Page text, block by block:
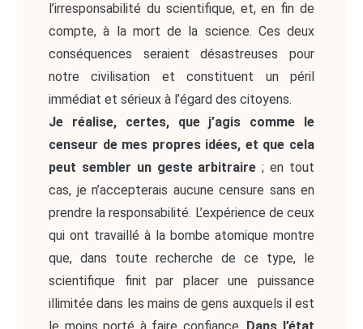
l’irresponsabilité du scientifique, et, en fin de
compte, à la mort de la science. Ces deux
conséquences seraient désastreuses pour
notre civilisation et constituent un péril
immédiat et sérieux à l’égard des citoyens.
Je réalise, certes, que j’agis comme le
censeur de mes propres idées, et que cela
peut sembler un geste arbitraire ; en tout
cas, je n’accepterais aucune censure sans en
prendre la responsabilité. L’expérience de ceux
qui ont travaillé à la bombe atomique montre
que, dans toute recherche de ce type, le
scientifique finit par placer une puissance
illimitée dans les mains de gens auxquels il est